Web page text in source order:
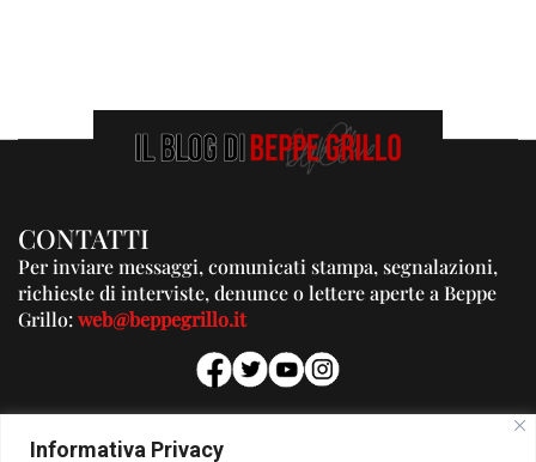
Informativa Privacy
CONTATTI
Per inviare messaggi, comunicati stampa, segnalazioni,
richieste di interviste, denunce o lettere aperte a Beppe
Grillo:web@beppegrillo.it
PUBBLICITA'